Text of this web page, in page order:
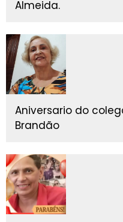
Almeida.
Aniversario do
Brandão